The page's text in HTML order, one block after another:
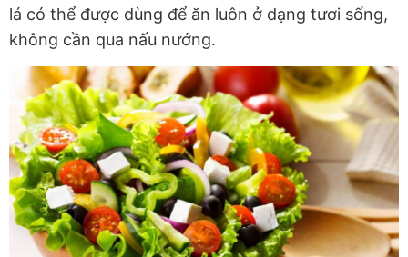
lá có thể được dùng để ăn luôn ở dạng tươi sống,
không cần qua nấu nướng.